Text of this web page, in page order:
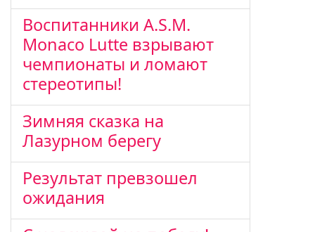
Воспитанники A.S.M.
Monaco Lutte взрывают
чемпионаты и ломают
стереотипы!
Зимняя сказка на
Лазурном берегу
Результат превзошел
ожидания